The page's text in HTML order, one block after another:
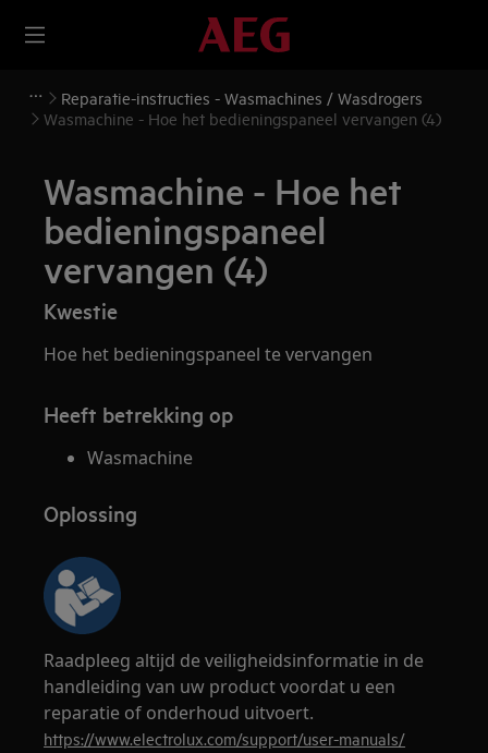
Reparatie-instructies - Wasmachines / Wasdrogers
Wasmachine - Hoe het bedieningspaneel vervangen (4)
Wasmachine - Hoe het
bedieningspaneel
vervangen (4)
Kwestie
Hoe het bedieningspaneel te vervangen
Heeft betrekking op
Wasmachine
Oplossing
Raadpleeg altijd de veiligheidsinformatie in de
handleiding van uw product voordat u een
reparatie of onderhoud uitvoert.
https://www.electrolux.com/support/user-manuals/